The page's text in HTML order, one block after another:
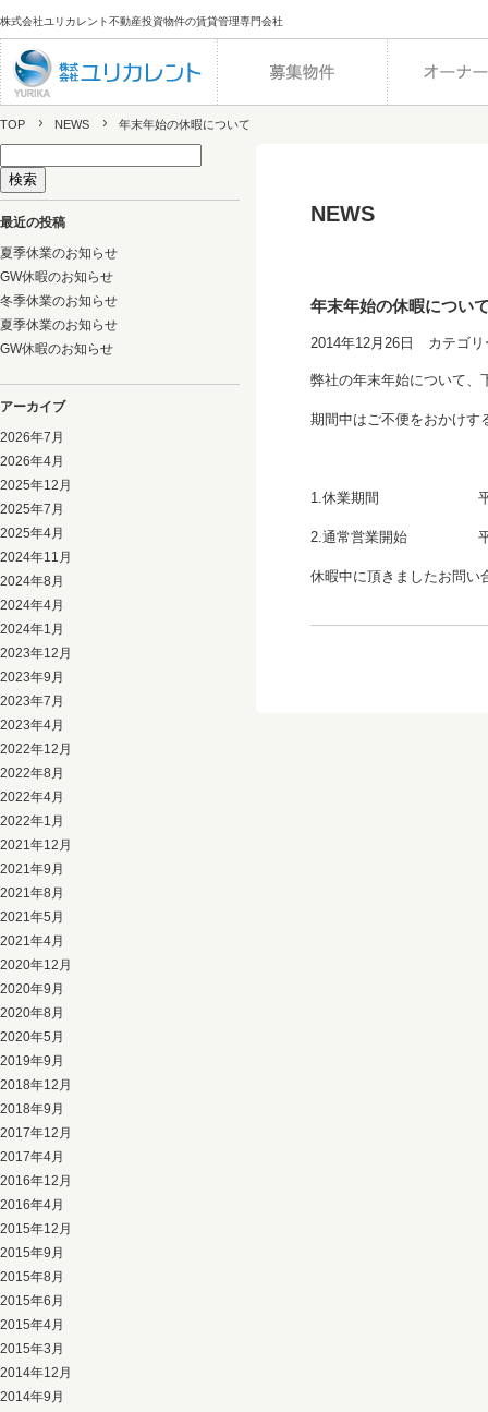
株式会社ユリカレント不動産投資物件の賃貸管理専門会社
TOP NEWS 年末年始の休暇について
索:
最近の投稿
夏季休業のお知らせ
GW休暇のお知らせ
冬季休業のお知らせ
夏季休業のお知らせ
GW休暇のお知らせ
アーカイブ
2026年7月
2026年4月
2025年12月
2025年7月
2025年4月
2024年11月
2024年8月
2024年4月
2024年1月
2023年12月
2023年9月
2023年7月
2023年4月
2022年12月
2022年8月
2022年4月
2022年1月
2021年12月
2021年9月
2021年8月
2021年5月
2021年4月
2020年12月
2020年9月
2020年8月
2020年5月
2019年9月
2018年12月
2018年9月
2017年12月
2017年4月
2016年12月
2016年4月
2015年12月
2015年9月
2015年8月
2015年6月
2015年4月
2015年3月
2014年12月
2014年9月
NEWS
年末年始の休暇につい
2014年12月26日 カテゴ
弊社の年末年始について、
期間中はご不便をおかけす
1.休業期間 平成26年
2.通常営業開始 平成
休暇中に頂きましたお問い